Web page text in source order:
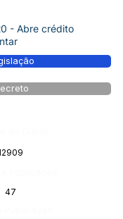
- Abre crédito
47